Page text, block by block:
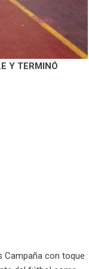
Y TERMINÓ
Campaña con toque